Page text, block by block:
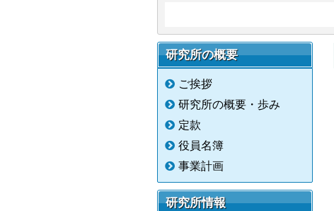
研究所の概要
ご挨拶
研究所の概要・歩み
定款
役員名簿
事業計画
研究所情報